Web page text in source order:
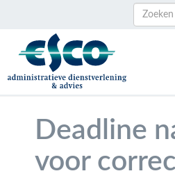
Zoeken
Zoeken
naar:
Deadline
voor